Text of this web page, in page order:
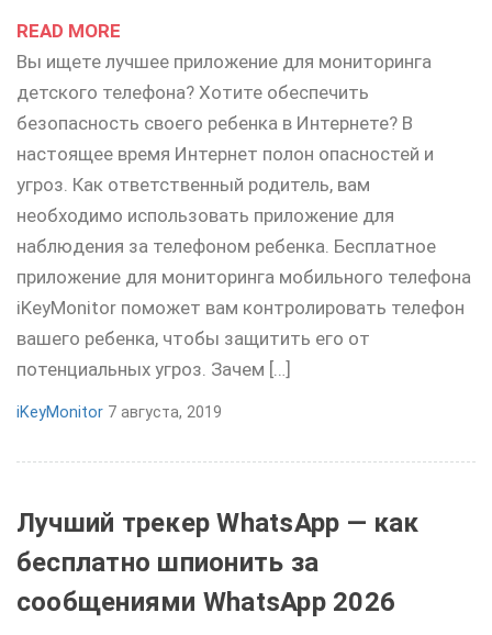
READ MORE
Вы ищете лучшее приложение для мониторинга
детского телефона? Хотите обеспечить
безопасность своего ребенка в Интернете? В
настоящее время Интернет полон опасностей и
угроз. Как ответственный родитель, вам
необходимо использовать приложение для
наблюдения за телефоном ребенка. Бесплатное
приложение для мониторинга мобильного телефона
iKeyMonitor поможет вам контролировать телефон
вашего ребенка, чтобы защитить его от
потенциальных угроз. Зачем […]
iKeyMonitor 7 августа, 2019
Лучший трекер WhatsApp — как
бесплатно шпионить за
сообщениями WhatsApp 2026